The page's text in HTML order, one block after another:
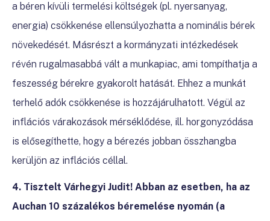
a béren kívüli termelési költségek (pl. nyersanyag,
energia) csökkenése ellensúlyozhatta a nominális bérek
növekedését. Másrészt a kormányzati intézkedések
révén rugalmasabbá vált a munkapiac, ami tompíthatja a
feszesség bérekre gyakorolt hatását. Ehhez a munkát
terhelő adók csökkenése is hozzájárulhatott. Végül az
inflációs várakozások mérséklődése, ill. horgonyzódása
is elősegíthette, hogy a bérezés jobban összhangba
kerüljön az inflációs céllal.
4. Tisztelt Várhegyi Judit! Abban az esetben, ha az
Auchan 10 százalékos béremelése nyomán (a